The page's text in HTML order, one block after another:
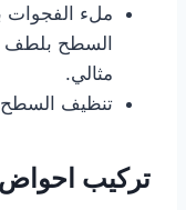
ملء الفجوات
السطح بلطف
مثالي.
تنظيف السطح
تركيب